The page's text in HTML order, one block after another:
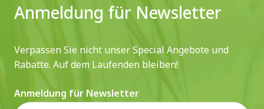
Anmeldung für Newsletter
Verpassen Sie nicht unser Special Angebote und
Rabatte. Auf dem Laufenden bleiben!
Anmeldung für Newsletter